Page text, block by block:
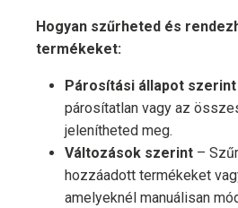
Hogyan szűrheted és
termékeket:
Párosítási állapot szerint
párosítatlan vagy az
jelenítheted meg.
Változások szerint –
hozzáadott termékeket
amelyeknél manuálisan